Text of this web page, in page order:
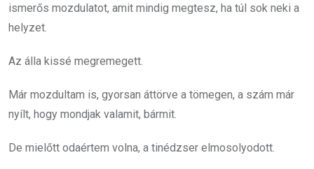
ismerős mozdulatot, amit mindig megtesz, ha túl sok neki a
helyzet.
Az álla kissé megremegett.
Már mozdultam is, gyorsan áttörve a tömegen, a szám már
nyílt, hogy mondjak valamit, bármit.
De mielőtt odaértem volna, a tinédzser elmosolyodott.